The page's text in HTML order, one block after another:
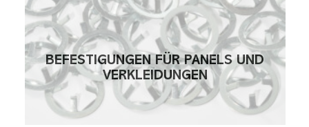
BEFESTIGUNGEN FÜR PANELS UND
VERKLEIDUNGEN